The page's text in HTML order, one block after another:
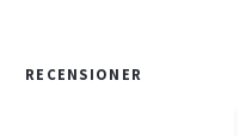
RECENSIONER